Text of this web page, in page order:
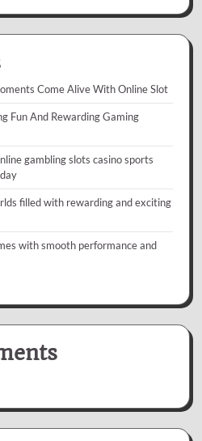
Come Alive With Online Slot
Fun And Rewarding Gaming
gambling slots casino sports
filled with rewarding and exciting
with smooth performance and